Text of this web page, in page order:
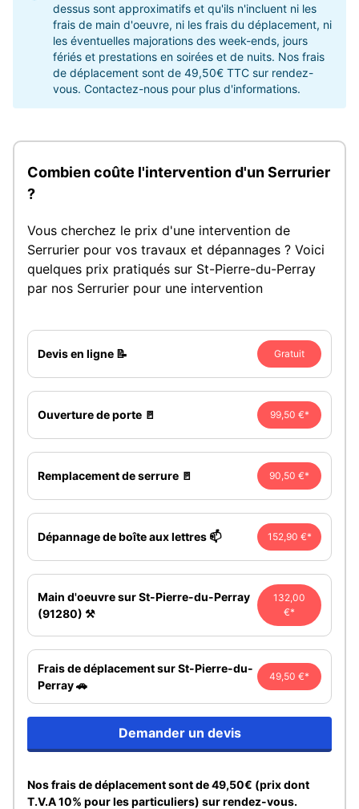
dessus sont approximatifs et qu'ils n'incluent ni les
frais de main d'oeuvre, ni les frais du déplacement, ni
les éventuelles majorations des week-ends, jours
fériés et prestations en soirées et de nuits. Nos frais
de déplacement sont de 49,50€ TTC sur rendez-
vous. Contactez-nous pour plus d'informations.
Combien coûte l'intervention d'un Serrurier
?
Vous cherchez le prix d'une intervention de
Serrurier pour vos travaux et dépannages ? Voici
quelques prix pratiqués sur St-Pierre-du-Perray
par nos Serrurier pour une intervention
Devis en ligne 📝 Gratuit
Ouverture de porte 🚪 99,50 €*
Remplacement de serrure 🚪 90,50 €*
Dépannage de boîte aux lettres 📫 152,90 €*
Main d'oeuvre sur St-Pierre-du-Perray
(91280) ⚒️
132,00
€*
Frais de déplacement sur St-Pierre-du-
Perray 🚗
49,50 €*
Demander un devis
Nos frais de déplacement sont de 49,50€ (prix dont
T.V.A 10% pour les particuliers) sur rendez-vous.